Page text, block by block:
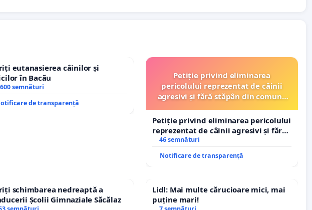
eutanasierea câinilor și
în Bacău
semnături
de transparență
Petiție privind eliminarea
pericolului reprezentat de câinii
agresivi și fără stăpân din comuna
Petiție privind eliminarea pericolului
reprezentat de câinii agresivi și fără
stăpân din comuna Tunari
46 semnături
Notificare de transparență
schimbarea nedreaptă a
Școlii Gimnaziale Săcălaz
Lidl: Mai multe cărucioare mici, mai
puține mari!